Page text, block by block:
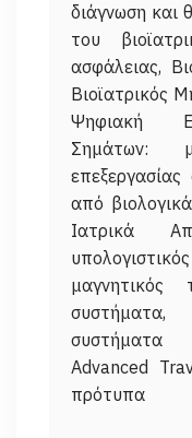
διάγνωση και
του
ασφάλειας,
Βιοϊατρικός
Ψηφιακή
Σημάτων:
από
Ιατρικά
μαγνητικός
συστήματα,
συστήματα
Advanced